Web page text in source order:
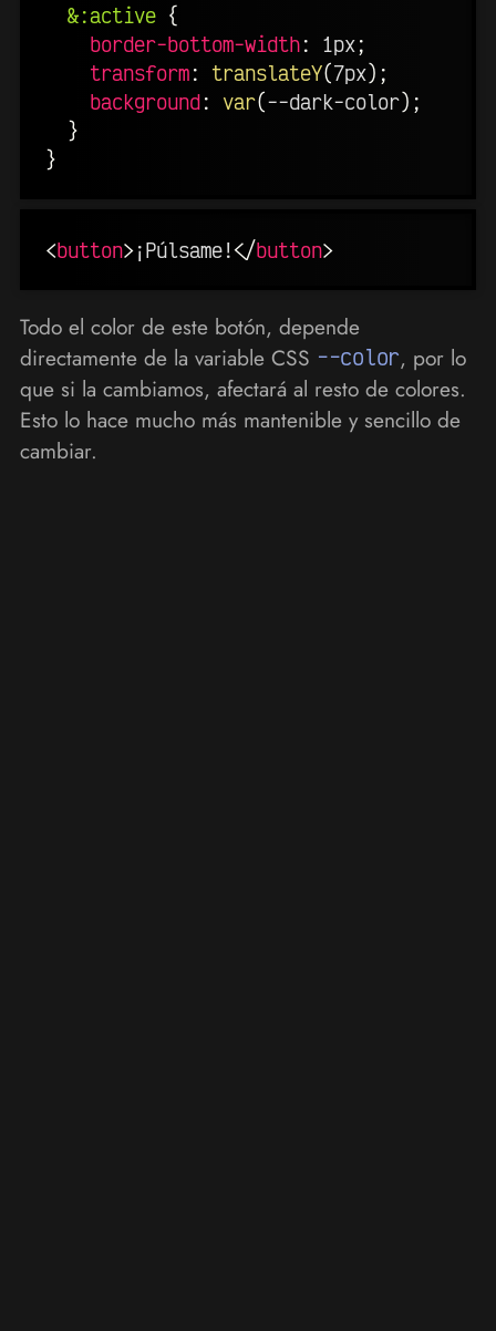
&:active {
border-bottom-width: 1px;
transform: translateY(7px) ;
background: var(--dark-color) ;
}
}
<button>¡Púlsame!</button>
Todo el color de este botón, depende
directamente de la variable CSS --color, por lo
que si la cambiamos, afectará al resto de colores.
Esto lo hace mucho más mantenible y sencillo de
cambiar.